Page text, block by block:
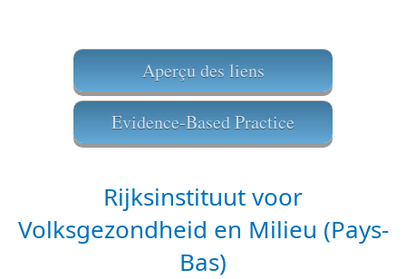
Aperçu des liens​​​
Evidence-Based Practice
​Rijksinstituut voor
Volksgezondheid en Milieu (Pays-
Bas)